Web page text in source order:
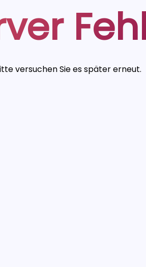
versuchen Sie es später erneut.